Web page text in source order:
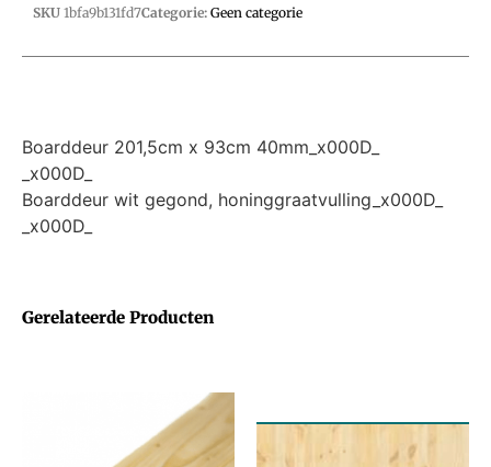
Gerelateerde Producten
SKU 1bfa9b131fd7Categorie: Geen categorie
Boarddeur 201,5cm x 93cm 40mm_x000D_
_x000D_
Boarddeur wit gegond, honinggraatvulling_x000D_
_x000D_